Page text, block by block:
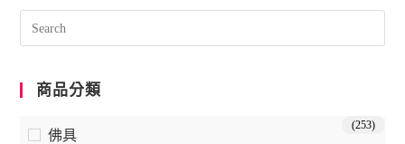
商品分類
佛具
(253)